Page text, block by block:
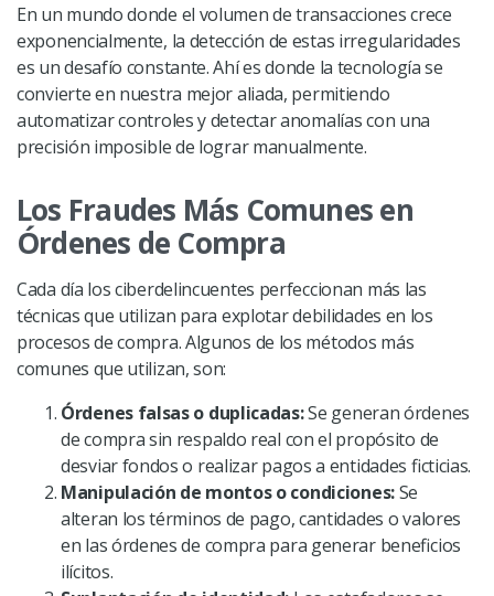
En un mundo donde el volumen de transacciones crece
exponencialmente, la detección de estas irregularidades
es un desafío constante. Ahí es donde la tecnología se
convierte en nuestra mejor aliada, permitiendo
automatizar controles y detectar anomalías con una
precisión imposible de lograr manualmente.
Los Fraudes Más Comunes en
Órdenes de Compra
Cada día los ciberdelincuentes perfeccionan más las
técnicas que utilizan para explotar debilidades en los
procesos de compra. Algunos de los métodos más
comunes que utilizan, son:
Órdenes falsas o duplicadas:Se generan órdenes
de compra sin respaldo real con el propósito de
desviar fondos o realizar pagos a entidades ficticias.
Manipulación de montos o condiciones:Se
alteran los términos de pago, cantidades o valores
en las órdenes de compra para generar beneficios
ilícitos.